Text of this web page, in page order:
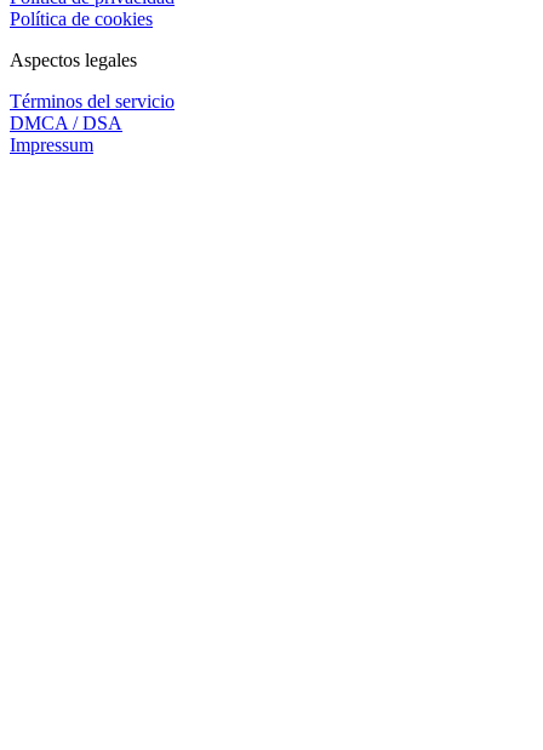
Política de cookies
Aspectos legales
Términos del servicio
DMCA / DSA
Impressum